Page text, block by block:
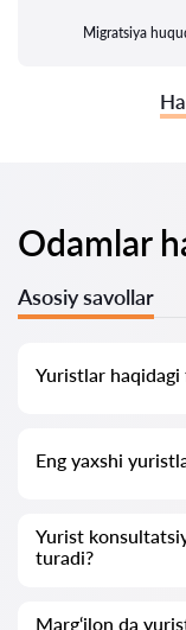
Migratsiya
Odamlar
Asosiy savollar
Yuristlar haqidagi
to‘plangan, biz salbiy
oshirish imkoniyati
Eng yaxshi
Bizda Marg‘ilon ning
bo‘lib, unda to‘liq
raqamlari va manzillar.
Yurist
turadi?
Marg‘ilon da
Marg‘ilon da